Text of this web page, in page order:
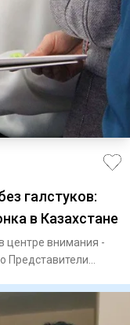
галстуков:
в Казахстане
центре внимания -
Представители